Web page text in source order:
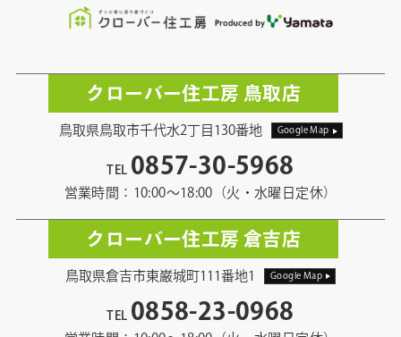
クローバー住工房 鳥取店
鳥取県鳥取市千代水2丁目130番地 Google Map
TEL 0857-30-5968
営業時間：10:00〜18:00（火・水曜日定休）
クローバー住工房 倉吉店
鳥取県倉吉市東巌城町111番地1 Google Map
TEL 0858-23-0968